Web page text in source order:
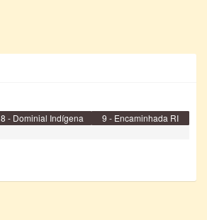
8 - Dominial Indígena 9 - Encaminhada RI